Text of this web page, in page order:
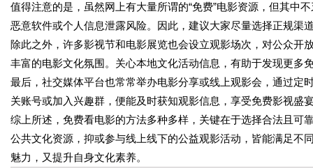
值得注意的是，虽然网上有大量所谓的“免费”电影资源，但其中
恶意软件或个人信息泄露风险。因此，建议大家尽量选择正规渠
除此之外，许多影视节和电影展览也会设立观影场次，对公众
丰富的电影文化氛围。关心本地文化活动信息，有助于发现更多
最后，社交媒体平台也常常举办电影分享或线上观影会，通过定
关账号或加入兴趣群，便能及时获知观影信息，享受免费影视盛
综上所述，免费看电影的方法多种多样，关键在于选择合法且可
公共文化资源，抑或参与线上线下的公益观影活动，皆能满足不
魅力，又提升自身文化素养。